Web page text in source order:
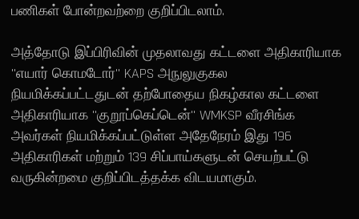
பணிகள் போன்றவற்றை குறிப்பிடலாம்.
அத்தோடு இப்பிரிவின் முதலாவது கட்டளை அதிகாரியாக
"எயார் கொமடோர்" KAPS அநுலுகுகல
நியமிக்கப்பட்டதுடன் தற்போதைய நிகழ்கால கட்டளை
அதிகாரியாக "குறூப்கெப்டென்" WMKSP வீரசிங்க
அவர்கள் நியமிக்கப்பட்டுள்ள அதேநேரம் இது 196
அதிகாரிகள் மற்றும் 139 சிப்பாய்களுடன் செயற்பட்டு
வருகின்றமை குறிப்பிடத்தக்க விடயமாகும்.